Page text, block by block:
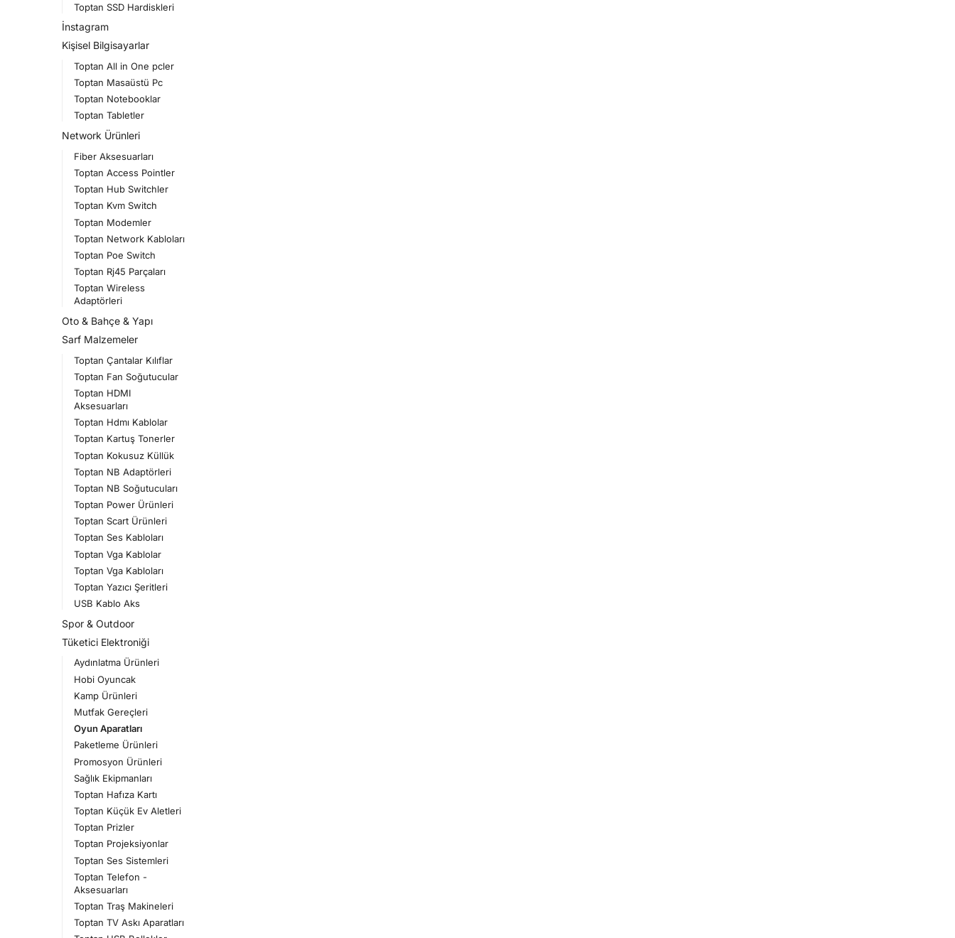
Toptan SSD Hardiskleri
İnstagram
Kişisel Bilgisayarlar
Toptan All in One pcler
Toptan Masaüstü Pc
Toptan Notebooklar
Toptan Tabletler
Network Ürünleri
Fiber Aksesuarları
Toptan Access Pointler
Toptan Hub Switchler
Toptan Kvm Switch
Toptan Modemler
Toptan Network Kabloları
Toptan Poe Switch
Toptan Rj45 Parçaları
Toptan Wireless
Adaptörleri
Oto & Bahçe & Yapı
Sarf Malzemeler
Toptan Çantalar Kılıflar
Toptan Fan Soğutucular
Toptan HDMI
Aksesuarları
Toptan Hdmı Kablolar
Toptan Kartuş Tonerler
Toptan Kokusuz Küllük
Toptan NB Adaptörleri
Toptan NB Soğutucuları
Toptan Power Ürünleri
Toptan Scart Ürünleri
Toptan Ses Kabloları
Toptan Vga Kablolar
Toptan Vga Kabloları
Toptan Yazıcı Şeritleri
USB Kablo Aks
Spor & Outdoor
Tüketici Elektroniği
Aydınlatma Ürünleri
Hobi Oyuncak
Kamp Ürünleri
Mutfak Gereçleri
Oyun Aparatları
Paketleme Ürünleri
Promosyon Ürünleri
Sağlık Ekipmanları
Toptan Hafıza Kartı
Toptan Küçük Ev Aletleri
Toptan Prizler
Toptan Projeksiyonlar
Toptan Ses Sistemleri
Toptan Telefon -
Aksesuarları
Toptan Traş Makineleri
Toptan TV Askı Aparatları